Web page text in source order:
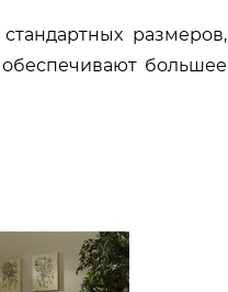
размеров,
большее